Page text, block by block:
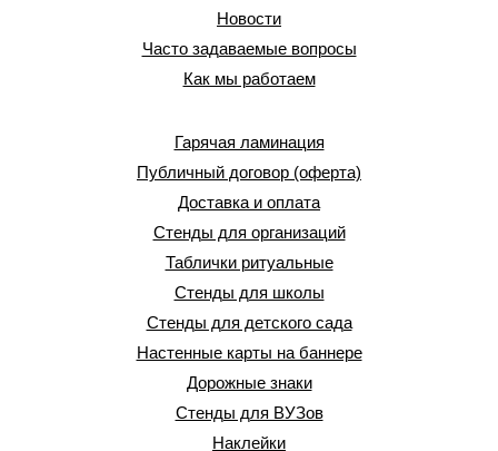
Новости
Часто задаваемые вопросы
Как мы работаем
Гарячая ламинация
Публичный договор (оферта)
Доставка и оплата
Стенды для организаций
Таблички ритуальные
Стенды для школы
Стенды для детского сада
Настенные карты на баннере
Дорожные знаки
Стенды для ВУЗов
Наклейки